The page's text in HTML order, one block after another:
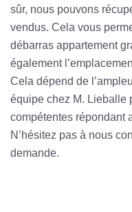
sûr, nous pouvons
vendus. Cela vous
débarras appartement
également
Cela dépend de
équipe chez M. Lieballe
compétentes répondant
N’hésitez pas à nous
demande.